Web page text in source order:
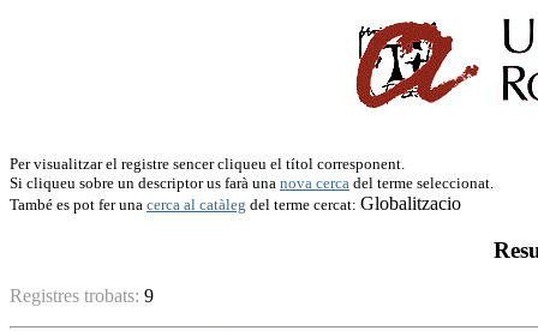
Per visualitzar el registre sencer cliqueu el títol corresponent.
Si cliqueu sobre un descriptor us farà una nova cerca del terme seleccionat.
També es pot fer una cerca al catàleg del terme cercat: Globalitzacio
Registres trobats: 9